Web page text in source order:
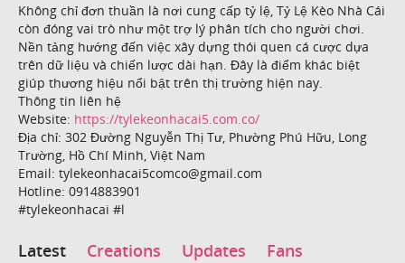
Không chỉ đơn thuần là nơi cung cấp tỷ lệ, Tỷ Lệ Kèo Nhà Cái
còn đóng vai trò như một trợ lý phân tích cho người chơi.
Nền tảng hướng đến việc xây dựng thói quen cá cược dựa
trên dữ liệu và chiến lược dài hạn. Đây là điểm khác biệt
giúp thương hiệu nổi bật trên thị trường hiện nay.
Thông tin liên hệ
Website: https://tylekeonhacai5.com.co/
Địa chỉ: 302 Đường Nguyễn Thị Tư, Phường Phú Hữu, Long
Trường, Hồ Chí Minh, Việt Nam
Email: tylekeonhacai5comco@gmail.com
Hotline: 0914883901
#tylekeonhacai #l
Latest Creations Updates Fans